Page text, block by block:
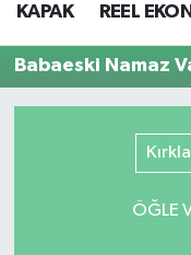
KAPAK REEL
Babaeski Namaz
ÖĞLE
DESTEK-
HABERLER